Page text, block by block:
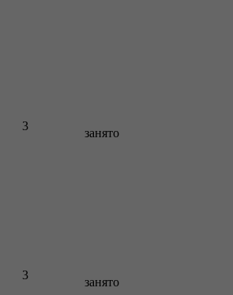
3
занято
3
занято